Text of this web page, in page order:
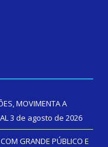
MOVIMENTA A
3 de agosto de 2026
GRANDE PÚBLICO E